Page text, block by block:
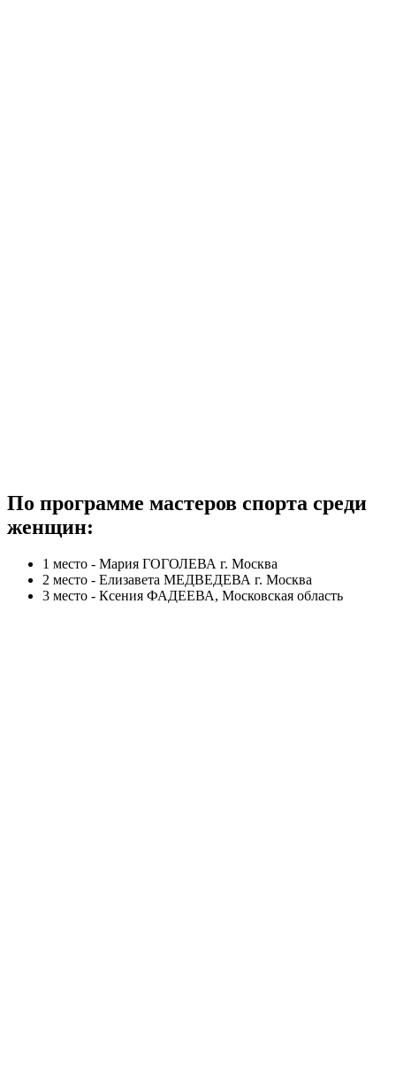
По программе мастеров спорта среди
женщин:
1 место - Мария ГОГОЛЕВА г. Москва
2 место - Елизавета МЕДВЕДЕВА г. Москва
3 место - Ксения ФАДЕЕВА, Московская область